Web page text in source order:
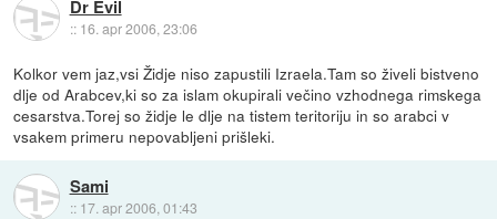
Dr Evil
:: 16. apr 2006, 23:06
Kolkor vem jaz,vsi Židje niso zapustili Izraela.Tam so živeli bistveno
dlje od Arabcev,ki so za islam okupirali večino vzhodnega rimskega
cesarstva.Torej so židje le dlje na tistem teritoriju in so arabci v
vsakem primeru nepovabljeni prišleki.
Sami
:: 17. apr 2006, 01:43